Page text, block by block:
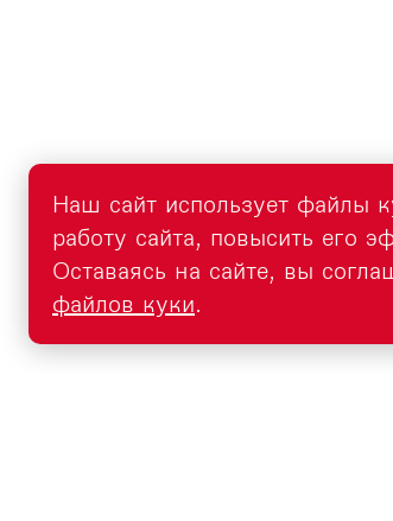
Наш сайт использует файлы
работу сайта, повысить его
Оставаясь на сайте, вы
файлов куки.